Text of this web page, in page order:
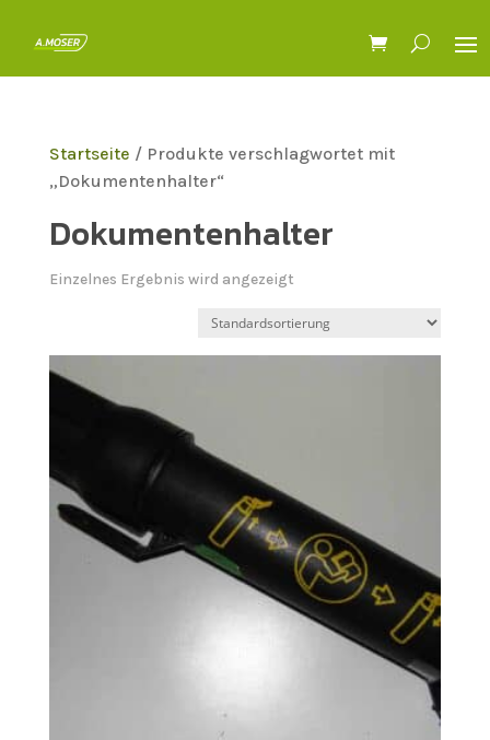
Startseite / Produkte verschlagwortet mit
„Dokumentenhalter“
Dokumentenhalter
Einzelnes Ergebnis wird angezeigt